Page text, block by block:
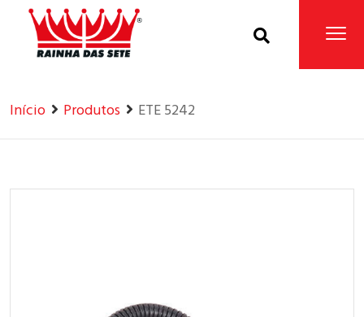
Home Produtos
Início Produtos ETE 5242